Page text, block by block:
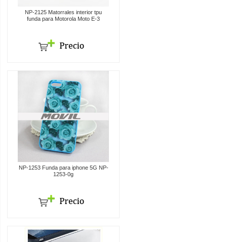
NP-2125 Matorrales interior tpu
funda para Motorola Moto E-3
NP-1253 Funda para iphone 5G NP-
1253-0g